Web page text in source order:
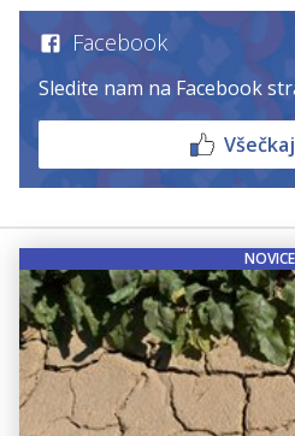
Facebook
Sledite nam na Facebook
NOVICE